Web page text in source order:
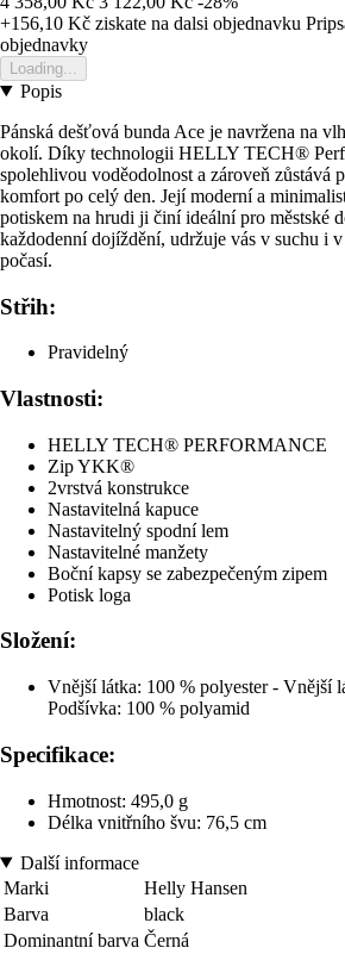
+156,10 Kč ziskate na dalsi objednavku
objednavky
Loading...
Popis
Pánská dešťová bunda Ace je navržena na
okolí. Díky technologii HELLY TECH®
spolehlivou voděodolnost a zároveň zůstává
komfort po celý den. Její moderní a
potiskem na hrudi ji činí ideální pro městské
každodenní dojíždění, udržuje vás v suchu i
počasí.
Střih:
Pravidelný
Vlastnosti:
HELLY TECH® PERFORMANCE
Zip YKK®
2vrstvá konstrukce
Nastavitelná kapuce
Nastavitelný spodní lem
Nastavitelné manžety
Boční kapsy se zabezpečeným zipem
Potisk loga
Složení:
Vnější látka: 100 % polyester - Vnější
Podšívka: 100 % polyamid
Specifikace:
Hmotnost: 495,0 g
Délka vnitřního švu: 76,5 cm
Další informace
Marki
Helly Hansen
Barva
black
Dominantní barva Černá